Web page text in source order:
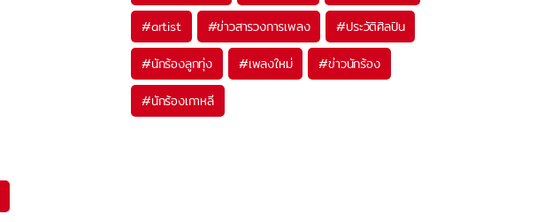
#artist #ข่าวสารวงการเพลง #ประวัติศิลปิน
#นักร้องลูกทุ่ง #เพลงใหม่ #ข่าวนักร้อง
#นักร้องเกาหลี